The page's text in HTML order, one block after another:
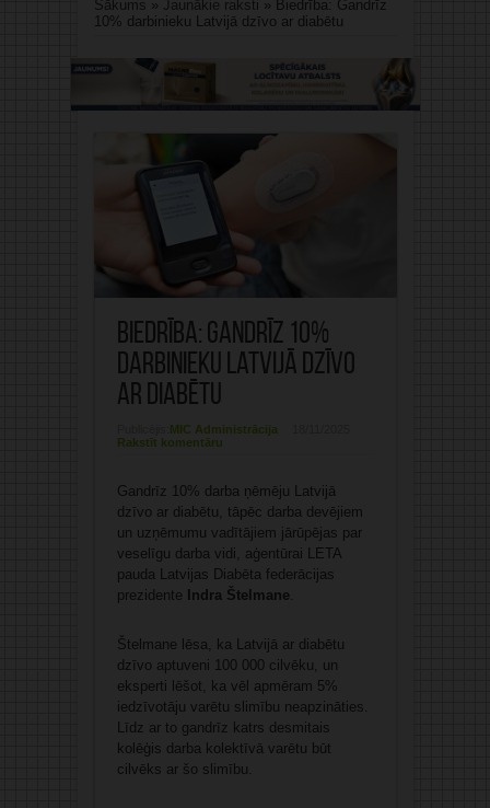
Sākums » Jaunākie raksti » Biedrība: Gandrīz
10% darbinieku Latvijā dzīvo ar diabētu
Biedrība: Gandrīz 10%
darbinieku Latvijā dzīvo
ar diabētu
MIC Administrācija
Rakstīt komentāru
Gandrīz 10% darba ņēmēju Latvijā
dzīvo ar diabētu, tāpēc darba devējiem
un uzņēmumu vadītājiem jārūpējas par
veselīgu darba vidi, aģentūrai LETA
pauda Latvijas Diabēta federācijas
prezidente
Indra Štelmane
Štelmane lēsa, ka Latvijā ar diabētu
dzīvo aptuveni 100 000 cilvēku, un
eksperti lēšot, ka vēl apmēram 5%
iedzīvotāju varētu slimību neapzināties.
Līdz ar to gandrīz katrs desmitais
kolēģis darba kolektīvā varētu būt
cilvēks ar šo slimību.